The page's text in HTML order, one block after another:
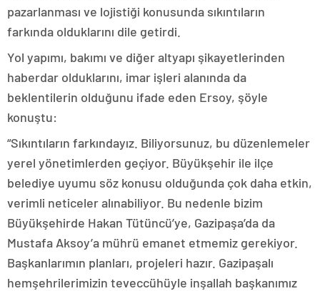
pazarlanması ve lojistiği konusunda sıkıntıların
farkında olduklarını dile getirdi.
Yol yapımı, bakımı ve diğer altyapı şikayetlerinden
haberdar olduklarını, imar işleri alanında da
beklentilerin olduğunu ifade eden Ersoy, şöyle
konuştu:
“Sıkıntıların farkındayız. Biliyorsunuz, bu düzenlemeler
yerel yönetimlerden geçiyor. Büyükşehir ile ilçe
belediye uyumu söz konusu olduğunda çok daha etkin,
verimli neticeler alınabiliyor. Bu nedenle bizim
Büyükşehirde Hakan Tütüncü’ye, Gazipaşa’da da
Mustafa Aksoy’a mührü emanet etmemiz gerekiyor.
Başkanlarımın planları, projeleri hazır. Gazipaşalı
hemşehrilerimizin teveccühüyle inşallah başkanımız